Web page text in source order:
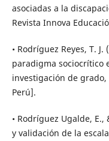
asociadas a la
Revista Innova
• Rodríguez Reyes, T.
paradigma sociocrítico
investigación de
Perú].
• Rodríguez Ugalde, E.,
y validación de la